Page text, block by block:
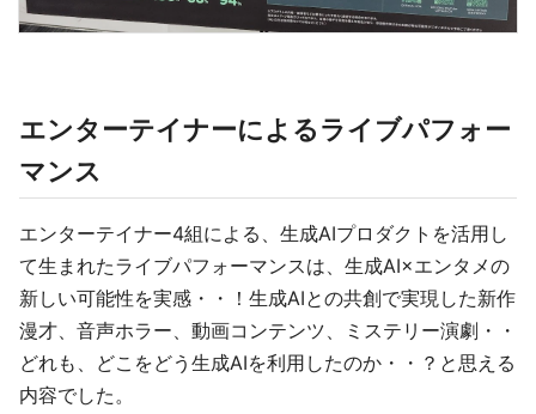
エンターテイナーによるライブパフォー
マンス
エンターテイナー4組による、生成AIプロダクトを活用し
て生まれたライブパフォーマンスは、生成AI×エンタメの
新しい可能性を実感・・！生成AIとの共創で実現した新作
漫才、音声ホラー、動画コンテンツ、ミステリー演劇・・
どれも、どこをどう生成AIを利用したのか・・？と思える
内容でした。